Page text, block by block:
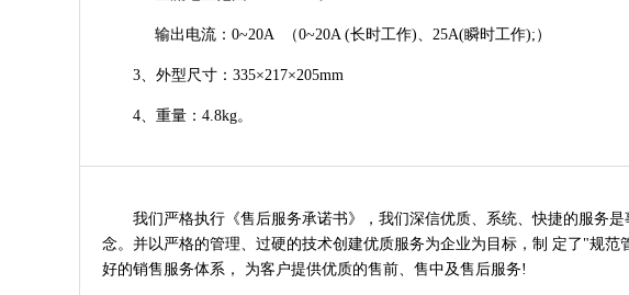
输出电流：0~20A （0~20A (长时工作)、25A(瞬时工作);）
3、外型尺寸：335×217×205mm
4、重量：4.8kg。
我们严格执行《售后服务承诺书》，我们深信优质、系统、快捷的服务是
念。并以严格的管理、过硬的技术创建优质服务为企业为目标，制 定了"规
好的销售服务体系， 为客户提供优质的售前、售中及售后服务!